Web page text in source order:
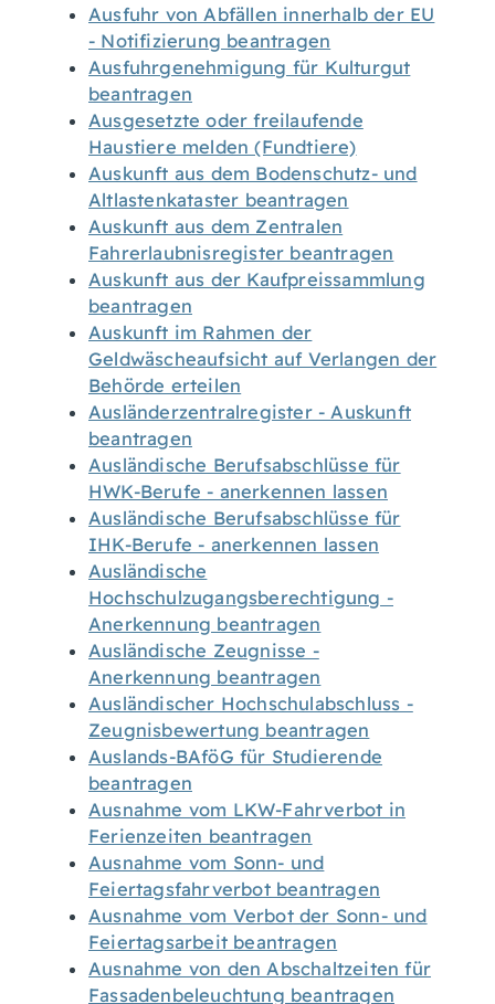
Ausfuhr von Abfällen innerhalb der EU
- Notifizierung beantragen
Ausfuhrgenehmigung für Kulturgut
beantragen
Ausgesetzte oder freilaufende
Haustiere melden (Fundtiere)
Auskunft aus dem Bodenschutz- und
Altlastenkataster beantragen
Auskunft aus dem Zentralen
Fahrerlaubnisregister beantragen
Auskunft aus der Kaufpreissammlung
beantragen
Auskunft im Rahmen der
Geldwäscheaufsicht auf Verlangen der
Behörde erteilen
Ausländerzentralregister - Auskunft
beantragen
Ausländische Berufsabschlüsse für
HWK-Berufe - anerkennen lassen
Ausländische Berufsabschlüsse für
IHK-Berufe - anerkennen lassen
Ausländische
Hochschulzugangsberechtigung -
Anerkennung beantragen
Ausländische Zeugnisse -
Anerkennung beantragen
Ausländischer Hochschulabschluss -
Zeugnisbewertung beantragen
Auslands-BAföG für Studierende
beantragen
Ausnahme vom LKW-Fahrverbot in
Ferienzeiten beantragen
Ausnahme vom Sonn- und
Feiertagsfahrverbot beantragen
Ausnahme vom Verbot der Sonn- und
Feiertagsarbeit beantragen
Ausnahme von den Abschaltzeiten für
Fassadenbeleuchtung beantragen